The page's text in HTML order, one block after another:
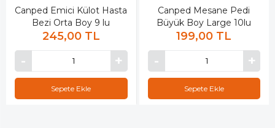
Canped Emici Külot Hasta
Bezi Orta Boy 9 lu
245,00 TL
Sepete Ekle
Canped Mesane Pedi
Büyük Boy Large 10lu
199,00 TL
Sepete Ekle